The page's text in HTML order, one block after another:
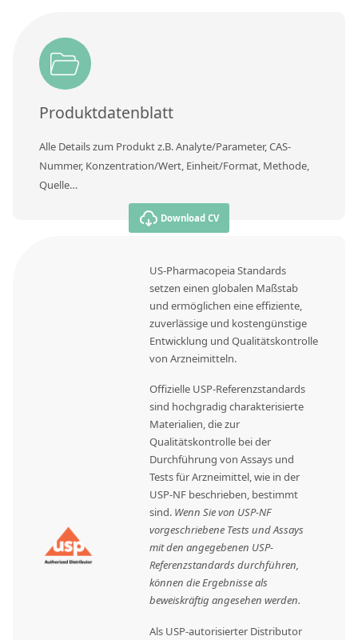
Produktdatenblatt
Alle Details zum Produkt z.B. Analyte/Parameter, CAS-
Nummer, Konzentration/Wert, Einheit/Format, Methode,
Quelle…
Download CV
US-Pharmacopeia Standards
setzen einen globalen Maßstab
und ermöglichen eine effiziente,
zuverlässige und kostengünstige
Entwicklung und Qualitätskontrolle
von Arzneimitteln.
Offizielle USP-Referenzstandards
sind hochgradig charakterisierte
Materialien, die zur
Qualitätskontrolle bei der
Durchführung von Assays und
Tests für Arzneimittel, wie in der
USP-NF beschrieben, bestimmt
sind. Wenn Sie von USP-NF
vorgeschriebene Tests und Assays
mit den angegebenen USP-
Referenzstandards durchführen,
können die Ergebnisse als
beweiskräftig angesehen werden.
Als USP-autorisierter Distributor